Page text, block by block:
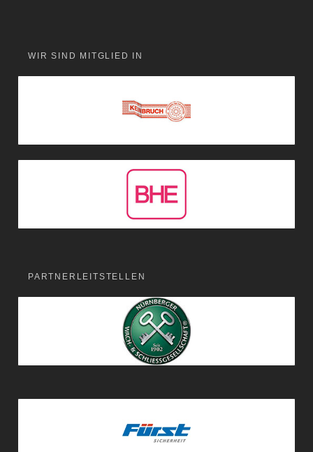
WIR SIND MITGLIED IN
PARTNERLEITSTELLEN